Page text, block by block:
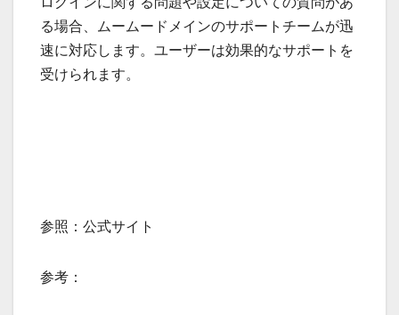
る場合、ムームードメインのサポートチームが迅
速に対応します。ユーザーは効果的なサポートを
受けられます。
参照：公式サイト
参考：